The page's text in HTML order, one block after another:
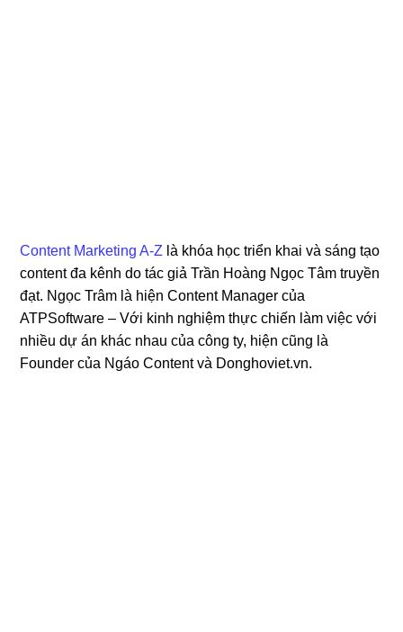
Content Marketing A-Z là khóa học triển khai và sáng tạo
content đa kênh do tác giả Trần Hoàng Ngọc Tâm truyền
đạt. Ngọc Trâm là hiện Content Manager của
ATPSoftware – Với kinh nghiệm thực chiến làm việc với
nhiều dự án khác nhau của công ty, hiện cũng là
Founder của Ngáo Content và Donghoviet.vn.